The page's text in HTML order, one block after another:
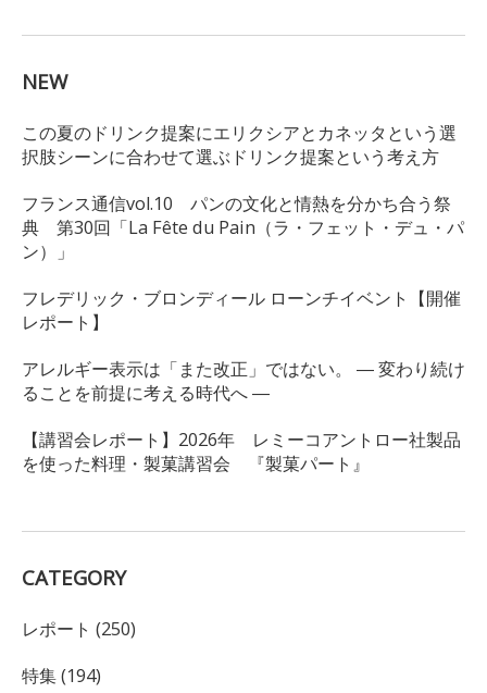
NEW
この夏のドリンク提案にエリクシアとカネッタという選
択肢シーンに合わせて選ぶドリンク提案という考え方
フランス通信vol.10 パンの文化と情熱を分かち合う祭
典 第30回「La Fête du Pain（ラ・フェット・デュ・パ
ン）」
フレデリック・ブロンディール ローンチイベント【開催
レポート】
アレルギー表示は「また改正」ではない。 ― 変わり続け
ることを前提に考える時代へ ―
【講習会レポート】2026年 レミーコアントロー社製品
を使った料理・製菓講習会 『製菓パート』
CATEGORY
レポート (250)
特集 (194)